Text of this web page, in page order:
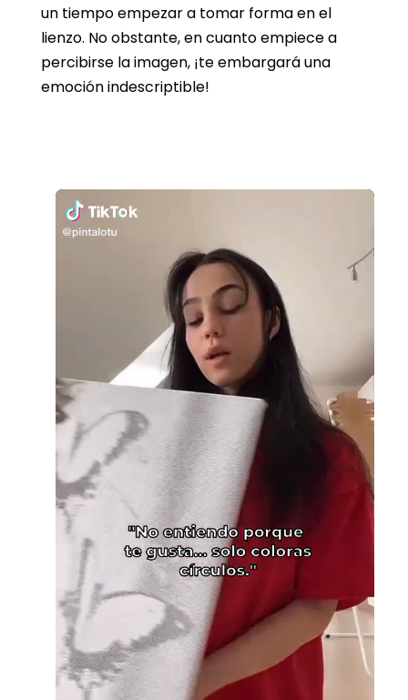
un tiempo empezar a tomar forma en el
lienzo. No obstante, en cuanto empiece a
percibirse la imagen, ¡te embargará una
emoción indescriptible!